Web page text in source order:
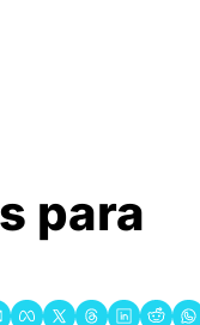
para